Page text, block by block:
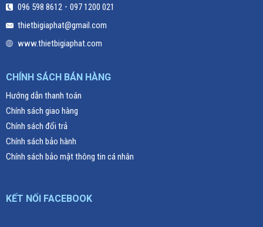
096 598 8612 - 097 1200 021
thietbigiaphat@gmail.com
www.thietbigiaphat.com
CHÍNH SÁCH BÁN HÀNG
Hướng dẫn thanh toán
Chính sách giao hàng
Chính sách đổi trả
Chính sách bảo hành
Chính sách bảo mật thông tin cá nhân
KẾT NỐI FACEBOOK